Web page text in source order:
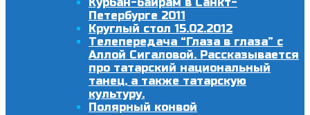
Петербурге 2011
Круглый стол 15.02.2012
Телепередача “Глаза в глаза” с
Аллой Сигаловой. Рассказывается
про татарский национальный
танец, а также татарскую
культуру.
Полярный конвой